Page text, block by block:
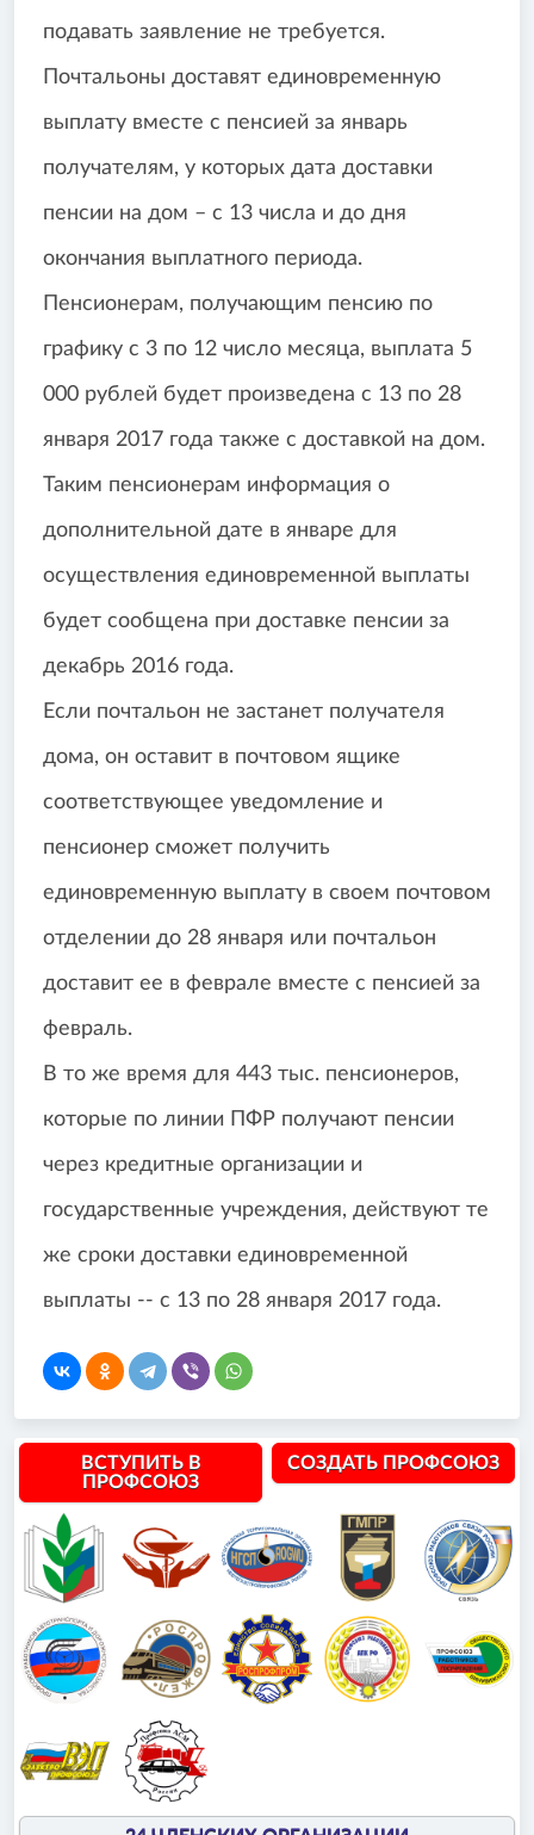
подавать заявление не требуется.
Почтальоны доставят единовременную
выплату вместе с пенсией за январь
получателям, у которых дата доставки
пенсии на дом – с 13 числа и до дня
окончания выплатного периода.
Пенсионерам, получающим пенсию по
графику с 3 по 12 число месяца, выплата 5
000 рублей будет произведена с 13 по 28
января 2017 года также с доставкой на дом.
Таким пенсионерам информация о
дополнительной дате в январе для
осуществления единовременной выплаты
будет сообщена при доставке пенсии за
декабрь 2016 года.
Если почтальон не застанет получателя
дома, он оставит в почтовом ящике
соответствующее уведомление и
пенсионер сможет получить
единовременную выплату в своем почтовом
отделении до 28 января или почтальон
доставит ее в феврале вместе с пенсией за
февраль.
В то же время для 443 тыс. пенсионеров,
которые по линии ПФР получают пенсии
через кредитные организации и
государственные учреждения, действуют те
же сроки доставки единовременной
выплаты -- с 13 по 28 января 2017 года.
ВСТУПИТЬ В
ПРОФСОЮЗ
СОЗДАТЬ ПРОФСОЮЗ